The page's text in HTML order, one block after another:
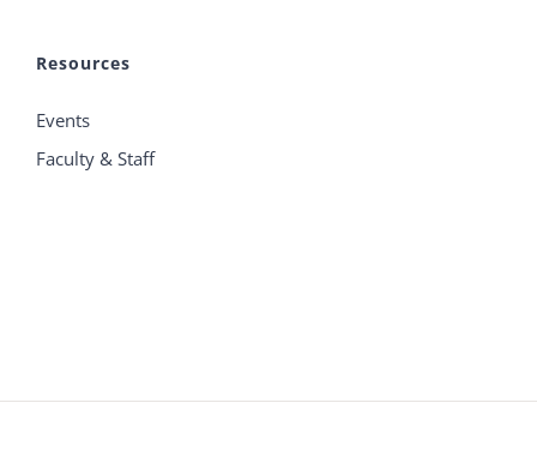
Resources
Events
Faculty & Staff